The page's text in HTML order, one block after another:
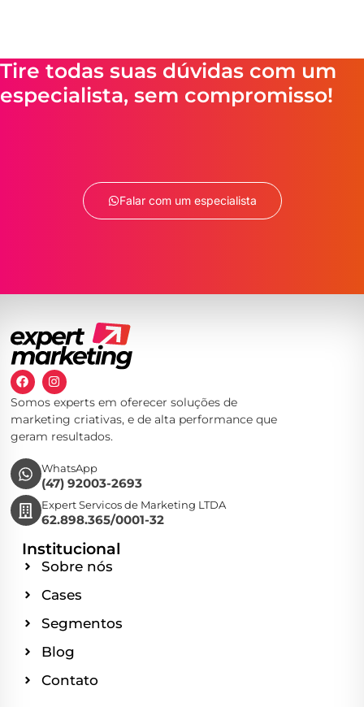
Tire todas suas dúvidas com um
especialista, sem compromisso!
Falar com um especialista
Somos experts em oferecer soluções de
marketing criativas, e de alta performance que
geram resultados.
WhatsApp
(47) 92003-2693
Expert Servicos de Marketing LTDA
62.898.365/0001-32
Institucional
Sobre nós
Cases
Segmentos
Blog
Contato